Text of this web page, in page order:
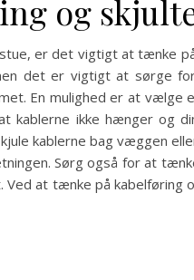
og
er det vigtigt at tænke
det er vigtigt at sørge
En mulighed er at
kablerne ikke hænger og
kablerne bag væggen
Sørg også for at
Ved at tænke på